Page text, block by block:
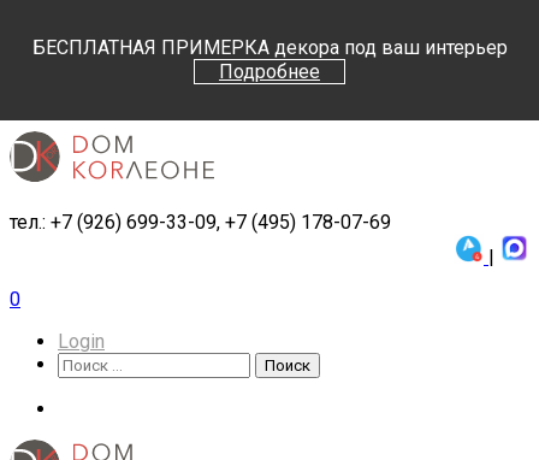
БЕСПЛАТНАЯ ПРИМЕРКА декора под ваш интерьер
Подробнее
тел.: +7 (926) 699-33-09, +7 (495) 178-07-69
|
0
Login
Поиск
Поиск